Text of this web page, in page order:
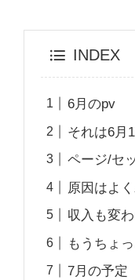
INDEX
6月のpv
それは6月
ページ/セ
原因はよ
収入も変
もうちょ
7月の予定